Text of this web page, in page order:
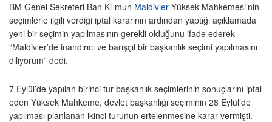
BM Genel Sekreteri Ban Ki-mun Maldivler Yüksek Mahkemesi’nin
seçimlerle ilgili verdiği iptal kararının ardından yaptığı açıklamada
yeni bir seçimin yapılmasının gerekli olduğunu ifade ederek
“Maldivler’de inandırıcı ve barışçıl bir başkanlık seçimi yapılmasını
diliyorum” dedi.
7 Eylül’de yapılan birinci tur başkanlık seçimlerinin sonuçlarını iptal
eden Yüksek Mahkeme, devlet başkanlığı seçiminin 28 Eylül’de
yapılması planlanan ikinci turunun ertelenmesine karar vermişti.